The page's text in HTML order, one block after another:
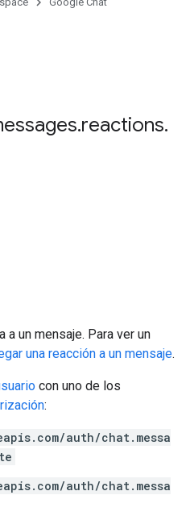
.reactions.
a un mensaje. Para ver un
una reacción a un mensaje.
con uno de los
:
auth/chat.messa
auth/chat.messa